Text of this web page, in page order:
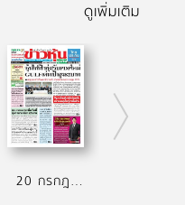
ดูเพิ่มเติม
20 กรกฎาคม 2569